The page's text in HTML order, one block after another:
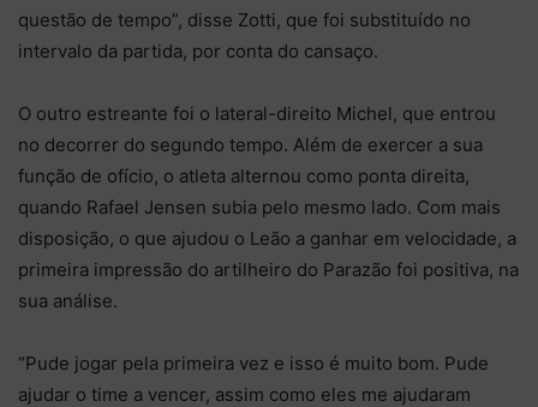
questão de tempo”, disse Zotti, que foi substituído no
intervalo da partida, por conta do cansaço.
O outro estreante foi o lateral-direito Michel, que entrou
no decorrer do segundo tempo. Além de exercer a sua
função de ofício, o atleta alternou como ponta direita,
quando Rafael Jensen subia pelo mesmo lado. Com mais
disposição, o que ajudou o Leão a ganhar em velocidade, a
primeira impressão do artilheiro do Parazão foi positiva, na
sua análise.
“Pude jogar pela primeira vez e isso é muito bom. Pude
ajudar o time a vencer, assim como eles me ajudaram